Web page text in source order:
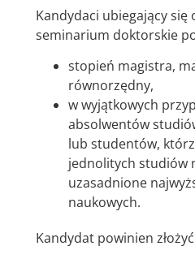
Kandydaci ubiegający się
seminarium doktorskie
stopień magistra,
równorzędny,
w wyjątkowych
absolwentów
lub studentów,
jednolitych studiów
uzasadnione
naukowych.
Kandydat powinien